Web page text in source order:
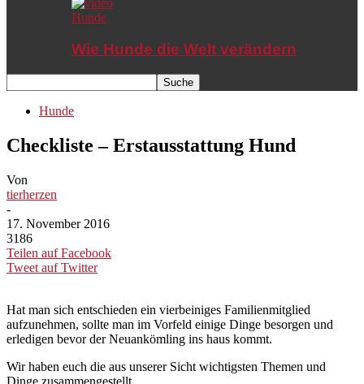
Hunde
Wie Hunde die Welt verändern
Hunde
Checkliste – Erstausstattung Hund
Von
tierherzen
-
17. November 2016
3186
Teilen auf Facebook
Tweet auf Twitter
Hat man sich entschieden ein vierbeiniges Familienmitglied
aufzunehmen, sollte man im Vorfeld einige Dinge besorgen und
erledigen bevor der Neuankömling ins haus kommt.
Wir haben euch die aus unserer Sicht wichtigsten Themen und
Dinge zusammengestellt.